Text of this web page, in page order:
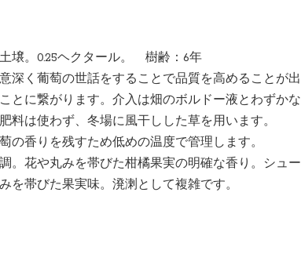
サ
壌。0.25ヘクタール。 樹齢：6年
深く葡萄の世話をすることで品質を高めることが出
とに繋がります。介入は畑のボルドー液とわずかな
料は使わず、冬場に風干しした草を用います。
の香りを残すため低めの温度で管理します。
。花や丸みを帯びた柑橘果実の明確な香り。シュー
を帯びた果実味。溌溂として複雑です。